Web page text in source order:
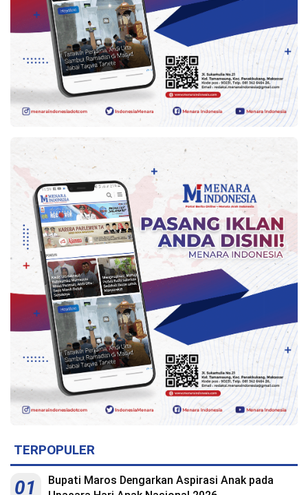
TERPOPULER
01
Bupati Maros Dengarkan Aspirasi Anak pada